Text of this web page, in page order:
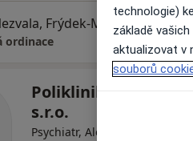
Frýdek-Místek Mapa
ordinace
Poliklinika Hrabůvka
s.r.o.
Psychiatr, Alergolog, Chirurg
technologie)
základě
aktualizovat v
souborů